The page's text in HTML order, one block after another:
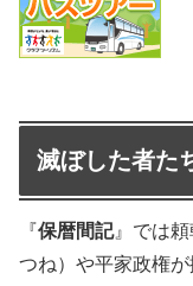
滅ぼした者た
『 保暦間記』では
つね）や平家政権